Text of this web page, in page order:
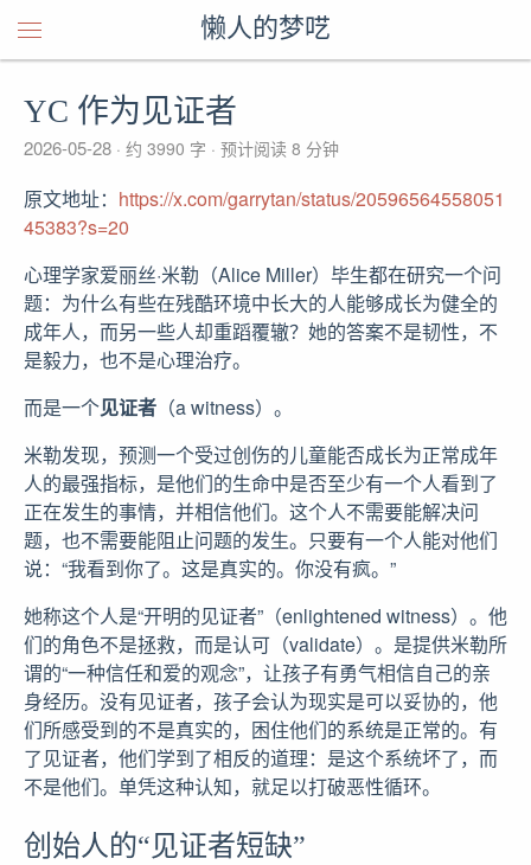
懒人的梦呓
YC 作为见证者
2026-05-28 约 3990 字 预计阅读 8 分钟
原文地址： https://x.com/garrytan/status/20596564558051
45383?s=20
心理学家爱丽丝·米勒（Alice Miller）毕生都在研究一个问
题：为什么有些在残酷环境中长大的人能够成长为健全的
成年人，而另一些人却重蹈覆辙？她的答案不是韧性，不
是毅力，也不是心理治疗。
而是一个见证者 （a witness）。
米勒发现，预测一个受过创伤的儿童能否成长为正常成年
人的最强指标，是他们的生命中是否至少有一个人看到了
正在发生的事情，并相信他们。这个人不需要能解决问
题，也不需要能阻止问题的发生。只要有一个人能对他们
说：“我看到你了。这是真实的。你没有疯。”
她称这个人是“开明的见证者”（enlightened witness）。他
们的角色不是拯救，而是认可（validate）。是提供米勒所
谓的“一种信任和爱的观念”，让孩子有勇气相信自己的亲
身经历。没有见证者，孩子会认为现实是可以妥协的，他
们所感受到的不是真实的，困住他们的系统是正常的。有
了见证者，他们学到了相反的道理：是这个系统坏了，而
不是他们。单凭这种认知，就足以打破恶性循环。
创始人的“见证者短缺”